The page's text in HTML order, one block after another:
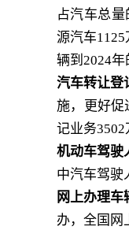
占汽车总
源汽车
辆到2024年
汽车转让登
施，更好促
记业务3502
机动车驾驶
中汽车驾驶
网上办理车
办，全国网